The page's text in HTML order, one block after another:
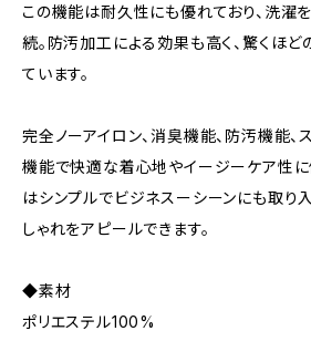
この機能は耐久性にも優れており、洗濯
続。防汚加工による効果も高く、驚くほ
ています。
完全ノーアイロン、消臭機能、防汚機能、
機能で快適な着心地やイージーケア性に
はシンプルでビジネスーシーンにも取り
しゃれをアピールできます。
◆素材
ポリエステル100%